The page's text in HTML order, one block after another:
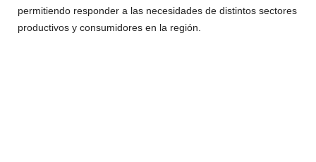
permitiendo responder a las necesidades de distintos sectores
productivos y consumidores en la región.